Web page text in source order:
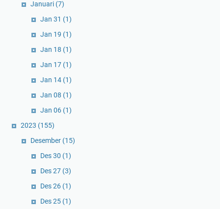
Januari (7)
Jan 31 (1)
Jan 19 (1)
Jan 18 (1)
Jan 17 (1)
Jan 14 (1)
Jan 08 (1)
Jan 06 (1)
2023 (155)
Desember (15)
Des 30 (1)
Des 27 (3)
Des 26 (1)
Des 25 (1)